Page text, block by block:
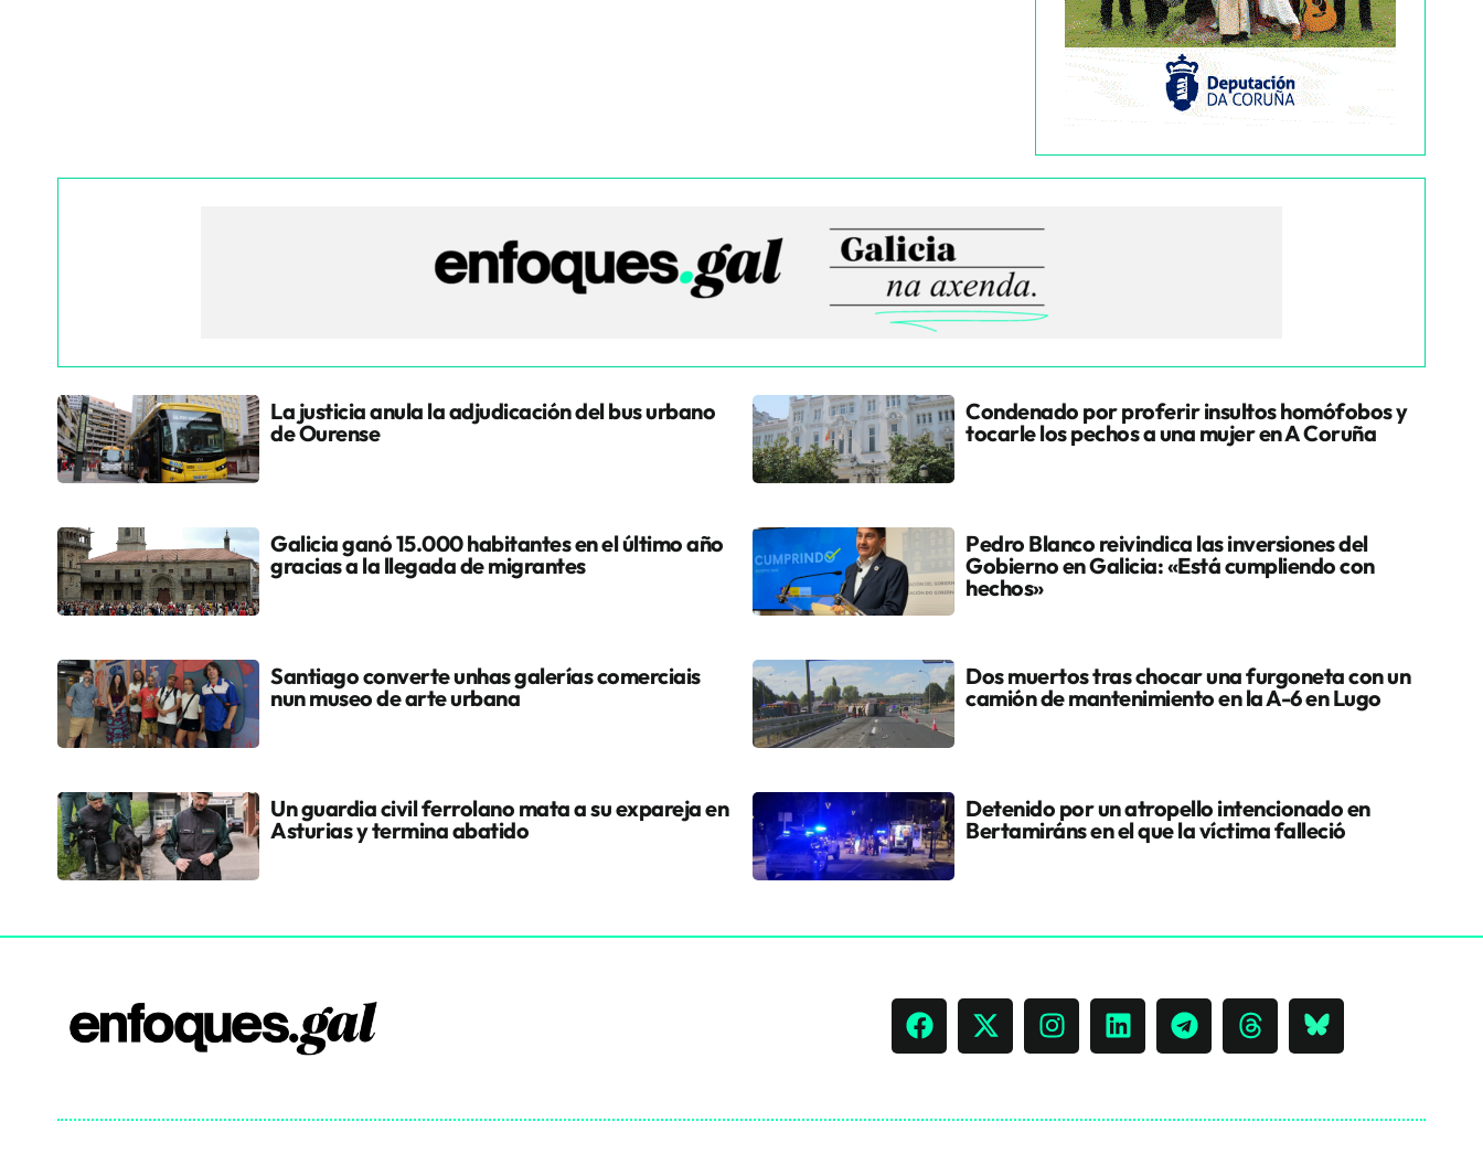
La justicia anula la adjudicación del bus urbano
de Ourense
Condenado por proferir insultos homófobos y
tocarle los pechos a una mujer en A Coruña
Galicia ganó 15.000 habitantes en el último año
gracias a la llegada de migrantes
Pedro Blanco reivindica las inversiones del
Gobierno en Galicia: «Está cumpliendo con
hechos»
Santiago converte unhas galerías comerciais
nun museo de arte urbana
Dos muertos tras chocar una furgoneta con un
camión de mantenimiento en la A-6 en Lugo
Un guardia civil ferrolano mata a su expareja en
Asturias y termina abatido
Detenido por un atropello intencionado en
Bertamiráns en el que la víctima falleció